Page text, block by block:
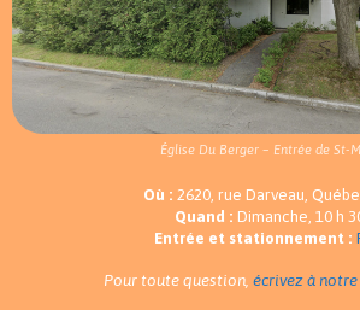
Église Du Berger – Entrée de St-
Où : 2620, rue Darveau,
Quand : Dimanche, 10 h
Entrée et stationnement :
Pour toute question, écrivez à